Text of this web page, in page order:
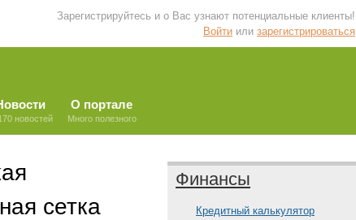
Зарегистрируйтесь и о Вас узнают потенциальные клиенты!
Войти или зарегистрироваться
новостей
О портале
Много полезного
сетка
Финансы
Кредитный калькулятор